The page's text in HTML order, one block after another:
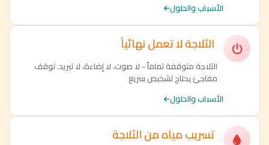
الأسباب والحلول
الثلاجة لا تعمل نهائياً
الثلاجة متوقفة تماماً - لا صوت، لا إضاءة، لا تبريد. توقف
مفاجئ يحتاج تشخيص سريع
الأسباب والحلول
تسريب مياه من الثلاجة